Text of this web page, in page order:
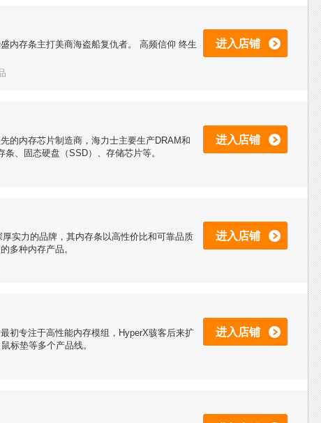
内存条主打美商海盗船复仇者。 高频信仰 终生
进入店铺
的内存芯片制造商，海力士主要生产DRAM和
、固态硬盘（SSD）、存储芯片等。
进入店铺
实力的品牌，其内存条以高性价比和可靠品质
多种内存产品。
进入店铺
初专注于高性能内存模组，HyperX骇客后来扩
标垫等多个产品线。
进入店铺